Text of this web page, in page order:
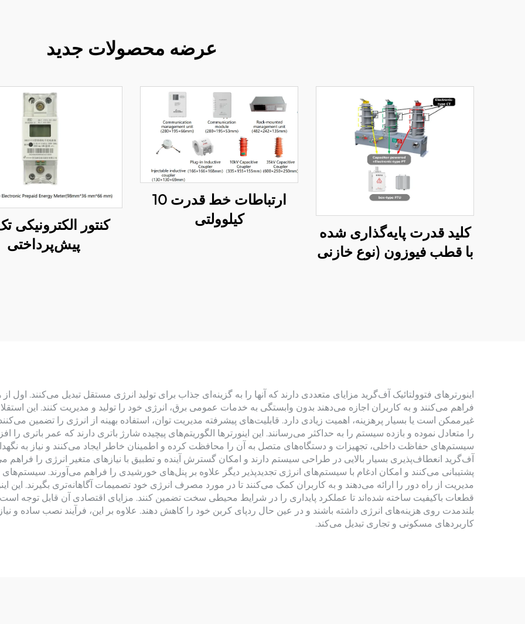
عرضه محصولات جدید
کلید قدرت پایه‌گذاری شده
با قطب فیوزون (نوع خازنی
ارتباطات خط قدرت 10
کیلوولتی
کنتور الکترونیکی
پیش‌پرداختی
اینورترهای فتوولتائیک آف‌گرید مزایای متعددی دارند که آنها را به گزینه‌ای جذاب برای تولید انرژی مستقل تبدیل می‌کنند. اول
فراهم می‌کنند و به کاربران اجازه می‌دهند بدون وابستگی به خدمات عمومی برق، انرژی خود را تولید و مدیریت کنند. این
غیرممکن است یا بسیار پرهزینه، اهمیت زیادی دارد. قابلیت‌های پیشرفته مدیریت توان، استفاده بهینه از انرژی را تضمین
را متعادل نموده و بازده سیستم را به حداکثر می‌رسانند. این اینورترها الگوریتم‌های پیچیده شارژ باتری دارند که عمر باتری
سیستم‌های حفاظت داخلی، تجهیزات و دستگاه‌های متصل به آن را محافظت کرده و اطمینان خاطر ایجاد می‌کنند و نیاز به
آف‌گرید انعطاف‌پذیری بسیار بالایی در طراحی سیستم دارند و امکان گسترش آینده و تطبیق با نیازهای متغیر انرژی را فراهم
پشتیبانی می‌کنند و امکان ادغام با سیستم‌های انرژی تجدیدپذیر دیگر علاوه بر پنل‌های خورشیدی را فراهم می‌آورند.
مدیریت از راه دور را ارائه می‌دهند و به کاربران کمک می‌کنند تا در مورد مصرف انرژی خود تصمیمات آگاهانه‌تری بگیرند. این
قطعات باکیفیت ساخته شده‌اند تا عملکرد پایداری را در شرایط محیطی سخت تضمین کنند. مزایای اقتصادی آن قابل توجه
بلندمدت روی هزینه‌های انرژی داشته باشند و در عین حال ردپای کربن خود را کاهش دهند. علاوه بر این، فرآیند نصب ساده و
کاربردهای مسکونی و تجاری تبدیل می‌کند.